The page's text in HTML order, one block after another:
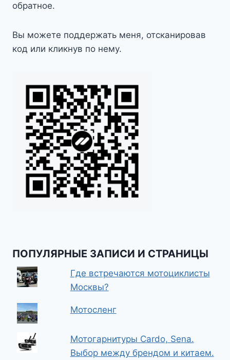
обратное.
Вы можете поддержать меня, отсканировав
код или кликнув по нему.
ПОПУЛЯРНЫЕ ЗАПИСИ И СТРАНИЦЫ
Где встречаются мотоциклисты
Москвы?
Мотосленг
Мотогарнитуры Cardo, Sena.
Выбор между брендом и китаем.